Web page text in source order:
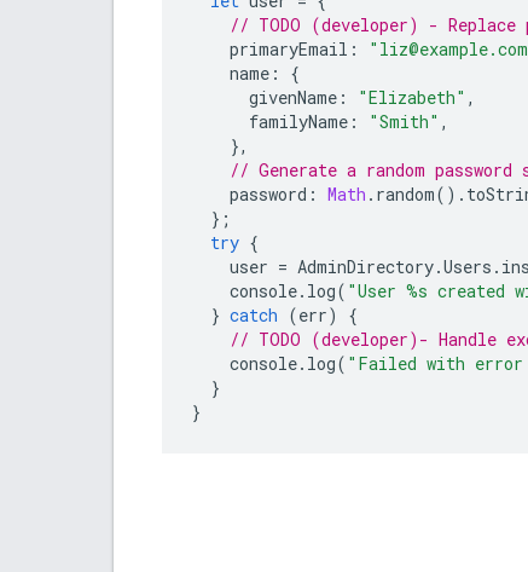
// TODO (developer) -
primaryEmail :
name :
{
givenName : "Elizabeth" ,
familyName : "Smith" ,
},
// Generate a random
password : Math . random().
};
try {
user = AdminDirectory.Users .
console. log( "User %s created
} catch (err)
{
// TODO (developer)- Handle
console. log( "Failed with error
}
}